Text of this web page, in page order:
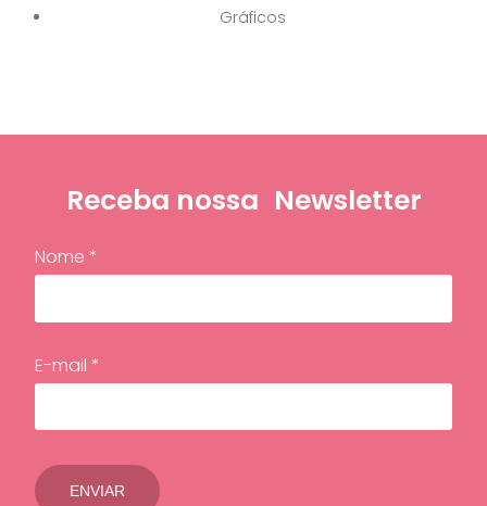
Gráficos
Receba nossa Newsletter
Nome *
E-mail *